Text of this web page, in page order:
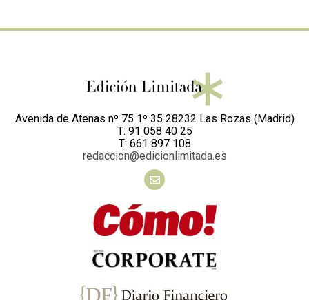
Avenida de Atenas nº 75 1º 35 28232 Las Rozas (Madrid)
T: 91 058 40 25
T: 661 897 108
redaccion@edicionlimitada.es